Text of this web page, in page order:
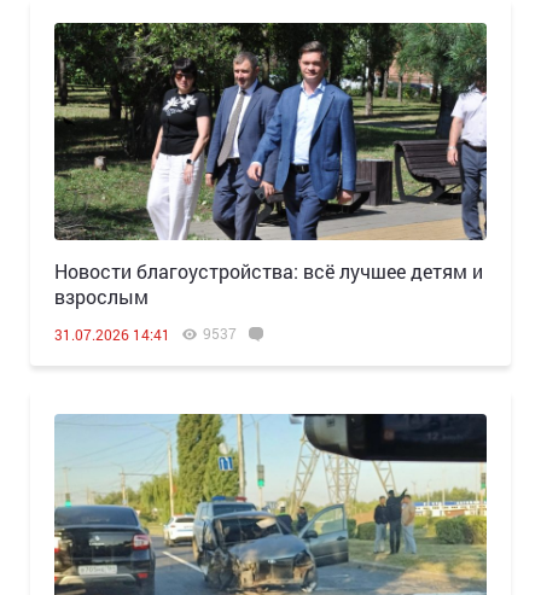
Новости благоустройства: всё лучшее детям и
взрослым
31.07.2026 14:41 9537